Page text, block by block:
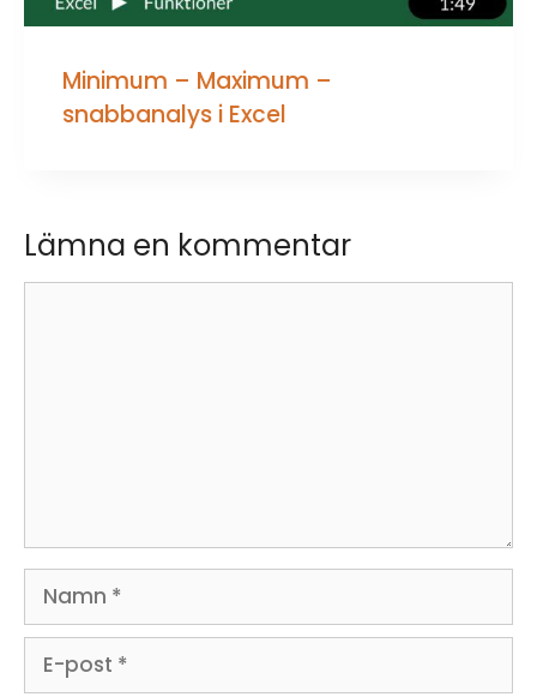
Minimum – Maximum –
snabbanalys i Excel
Lämna en kommentar
Namn
post